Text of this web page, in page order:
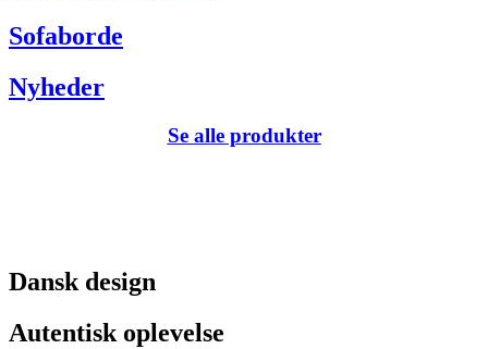
Sofaborde
Nyheder
Se alle produkter
Dansk design
Autentisk oplevelse